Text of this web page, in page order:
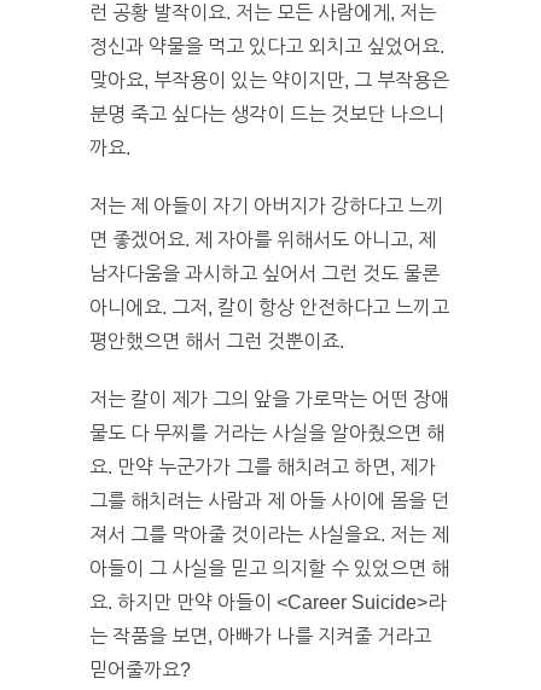
런 공황 발작이요. 저는 모든 사람에게, 저는
정신과 약물을 먹고 있다고 외치고 싶었어요.
맞아요, 부작용이 있는 약이지만, 그 부작용은
분명 죽고 싶다는 생각이 드는 것보단 나으니
까요.
저는 제 아들이 자기 아버지가 강하다고 느끼
면 좋겠어요. 제 자아를 위해서도 아니고, 제
남자다움을 과시하고 싶어서 그런 것도 물론
아니에요. 그저, 칼이 항상 안전하다고 느끼고
평안했으면 해서 그런 것뿐이죠.
저는 칼이 제가 그의 앞을 가로막는 어떤 장애
물도 다 무찌를 거라는 사실을 알아줬으면 해
요. 만약 누군가가 그를 해치려고 하면, 제가
그를 해치려는 사람과 제 아들 사이에 몸을 던
져서 그를 막아줄 것이라는 사실을요. 저는 제
아들이 그 사실을 믿고 의지할 수 있었으면 해
요. 하지만 만약 아들이 <Career Suicide>라
는 작품을 보면, 아빠가 나를 지켜줄 거라고
믿어줄까요?